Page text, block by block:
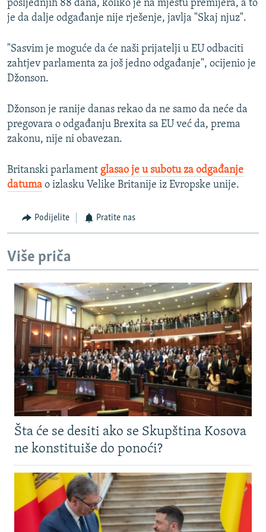
posljednjih 88 dana, koliko je na mjestu premijera, a to
je da dalje odgađanje nije rješenje, javlja "Skaj njuz".
"Sasvim je moguće da će naši prijatelji u EU odbaciti
zahtjev parlamenta za još jedno odgađanje", ocijenio je
Džonson.
Džonson je ranije danas rekao da ne samo da neće da
pregovara o odgađanju Brexita sa EU već da, prema
zakonu, nije ni obavezan.
Britanski parlament glasao je u subotu za odgađanje
datuma o izlasku Velike Britanije iz Evropske unije.
Podijelite Pratite nas
Više priča
Šta će se desiti ako se Skupština Kosova
ne konstituiše do ponoći?